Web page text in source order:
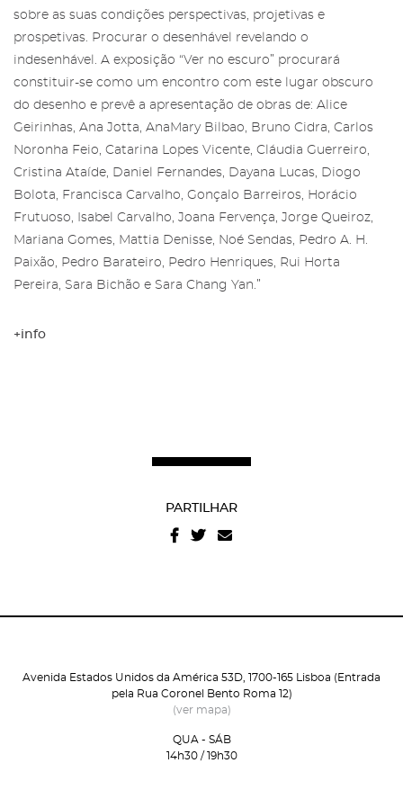
sobre as suas condições perspectivas, projetivas e
prospetivas. Procurar o desenhável revelando o
indesenhável. A exposição “Ver no escuro” procurará
constituir-se como um encontro com este lugar obscuro
do desenho e prevê a apresentação de obras de: Alice
Geirinhas, Ana Jotta, AnaMary Bilbao, Bruno Cidra, Carlos
Noronha Feio, Catarina Lopes Vicente, Cláudia Guerreiro,
Cristina Ataíde, Daniel Fernandes, Dayana Lucas, Diogo
Bolota, Francisca Carvalho, Gonçalo Barreiros, Horácio
Frutuoso, Isabel Carvalho, Joana Fervença, Jorge Queiroz,
Mariana Gomes, Mattia Denisse, Noé Sendas, Pedro A. H.
Paixão, Pedro Barateiro, Pedro Henriques, Rui Horta
Pereira, Sara Bichão e Sara Chang Yan.”
+info
PARTILHAR
Avenida Estados Unidos da América 53D, 1700-165 Lisboa (Entrada
pela Rua Coronel Bento Roma 12)
(ver mapa)
QUA - SÁB
14h30 / 19h30
Recuperar a password
Autorizo o envio de emails e concordo com os
e condições
politica de privacidade do site